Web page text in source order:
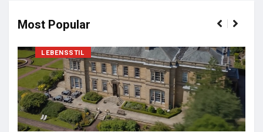
Most Popular
LEBENSSTIL